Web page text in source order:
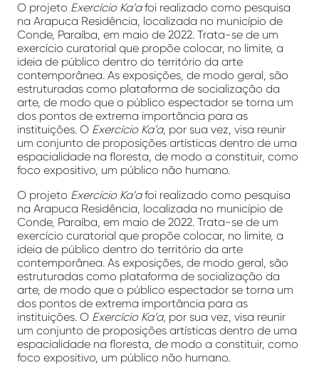
O projeto Exercício Ka’afoi realizado como pesquisa
na Arapuca Residência, localizada no município de
Conde, Paraíba, em maio de 2022. Trata-se de um
exercício curatorial que propõe colocar, no limite, a
ideia de público dentro do território da arte
contemporânea. As exposições, de modo geral, são
estruturadas como plataforma de socialização da
arte, de modo que o público espectador se torna um
dos pontos de extrema importância para as
instituições. O Exercício Ka’a, por sua vez, visa reunir
um conjunto de proposições artísticas dentro de uma
espacialidade na floresta, de modo a constituir, como
foco expositivo, um público não humano.
O projeto Exercício Ka’afoi realizado como pesquisa
na Arapuca Residência, localizada no município de
Conde, Paraíba, em maio de 2022. Trata-se de um
exercício curatorial que propõe colocar, no limite, a
ideia de público dentro do território da arte
contemporânea. As exposições, de modo geral, são
estruturadas como plataforma de socialização da
arte, de modo que o público espectador se torna um
dos pontos de extrema importância para as
instituições. O Exercício Ka’a, por sua vez, visa reunir
um conjunto de proposições artísticas dentro de uma
espacialidade na floresta, de modo a constituir, como
foco expositivo, um público não humano.